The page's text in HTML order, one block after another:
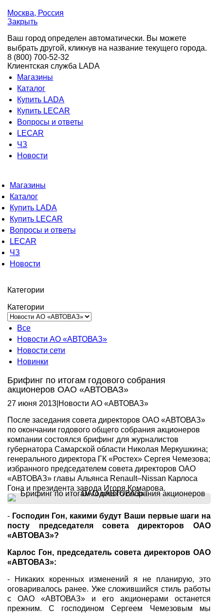
Москва, Россия
Закрыть
Ваш город определен автоматически. Вы можете
выбрать другой, кликнув на название текущего города.
8 (800) 700-52-32
Клиентская служба LADA
Магазины
Каталог
Купить LADA
Купить LECAR
Вопросы и ответы
LECAR
ЧЗ
Новости
Магазины
Каталог
Купить LADA
Купить LECAR
Вопросы и ответы
LECAR
ЧЗ
Новости
Категории
Категории
Все
Новости АО «АВТОВАЗ»
Новости сети
Новинки
Брифинг по итогам годового собрания
акционеров ОАО «АВТОВАЗ»
27 июня 2013 Новости АО «АВТОВАЗ»
После заседания совета директоров ОАО «АВТОВАЗ»
по окончании годового общего собрания акционеров
компании состоялся брифинг для журналистов
губернатора Самарской области Николая Меркушкина;
генерального директора ГК «Ростех» Сергея Чемезова;
избранного председателем совета директоров ОАО
«АВТОВАЗ» главы Альянса Renault–Nissan Карлоса
Гона и президента завода Игоря Комарова.
- Господин Гон, какими будут Ваши первые шаги на
посту председателя совета директоров ОАО
«АВТОВАЗ»?
Карлос Гон, председатель совета директоров ОАО
«АВТОВАЗ»:
- Никаких коренных изменений я не планирую, это
оговаривалось ранее. Уже сложившийся стиль работы
с ОАО «АВТОВАЗ» и его акционерами останется
прежним. С господином Сергеем Чемезовым мы